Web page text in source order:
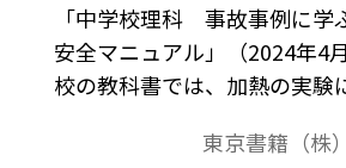
「中学校理科 事故事例に
安全マニュアル」（2024年4
校の教科書では、加熱の実験
の生徒が三脚やガスバーナ
東京書籍（